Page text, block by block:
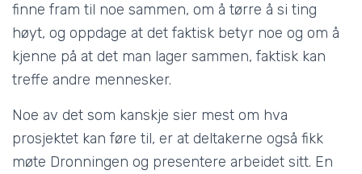
finne fram til noe sammen, om å tørre å si ting
høyt, og oppdage at det faktisk betyr noe og om å
kjenne på at det man lager sammen, faktisk kan
treffe andre mennesker.
Noe av det som kanskje sier mest om hva
prosjektet kan føre til, er at deltakerne også fikk
møte Dronningen og presentere arbeidet sitt. En